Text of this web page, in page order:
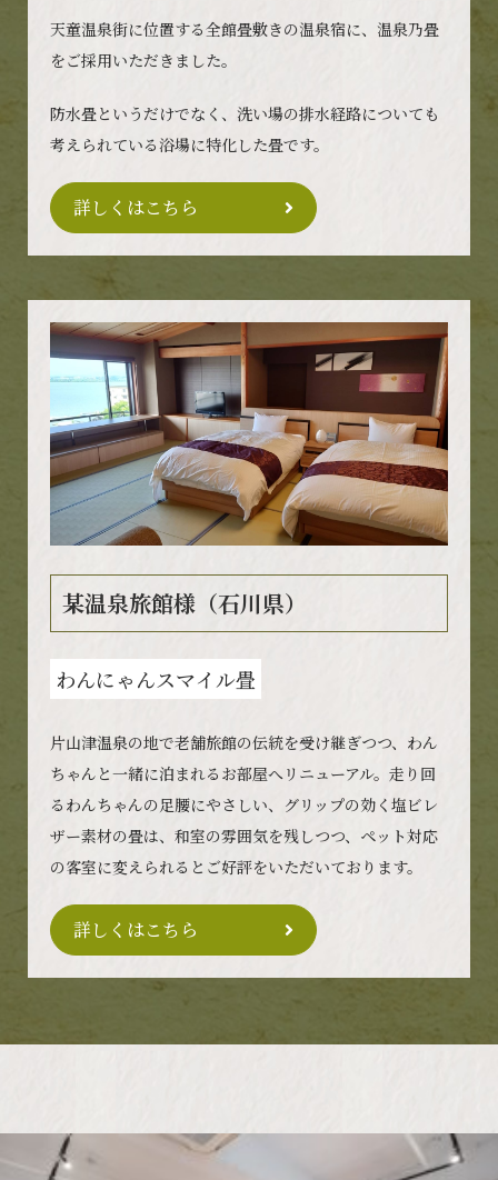
天童温泉街に位置する全館畳敷きの温泉宿に、温泉乃畳
をご採用いただきました。
防水畳というだけでなく、洗い場の排水経路についても
考えられている浴場に特化した畳です。
詳しくはこちら
某温泉旅館様（石川県）
わんにゃんスマイル畳
片山津温泉の地で老舗旅館の伝統を受け継ぎつつ、わん
ちゃんと一緒に泊まれるお部屋へリニューアル。走り回
るわんちゃんの足腰にやさしい、グリップの効く塩ビレ
ザー素材の畳は、和室の雰囲気を残しつつ、ペット対応
の客室に変えられるとご好評をいただいております。
詳しくはこちら